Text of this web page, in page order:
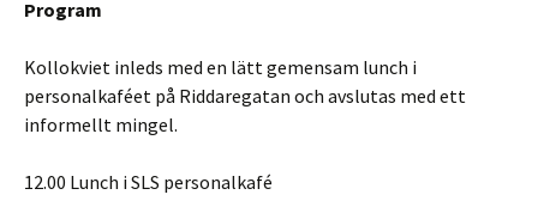
Program
Kollokviet inleds med en lätt gemensam lunch i
personalkaféet på Riddaregatan och avslutas med ett
informellt mingel.
12.00 Lunch i SLS personalkafé